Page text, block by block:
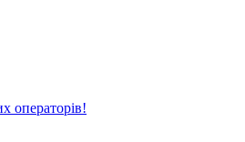
операторів!